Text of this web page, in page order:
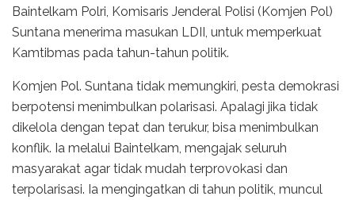
Baintelkam Polri, Komisaris Jenderal Polisi (Komjen Pol)
Suntana menerima masukan LDII, untuk memperkuat
Kamtibmas pada tahun-tahun politik.
Komjen Pol. Suntana tidak memungkiri, pesta demokrasi
berpotensi menimbulkan polarisasi. Apalagi jika tidak
dikelola dengan tepat dan terukur, bisa menimbulkan
konflik. Ia melalui Baintelkam, mengajak seluruh
masyarakat agar tidak mudah terprovokasi dan
terpolarisasi. Ia mengingatkan di tahun politik, muncul